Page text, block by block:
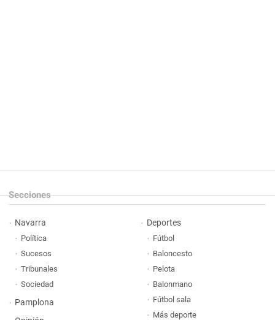
Secciones
Navarra
Política
Sucesos
Tribunales
Sociedad
Pamplona
Deportes
Fútbol
Baloncesto
Pelota
Balonmano
Fútbol sala
Más deporte